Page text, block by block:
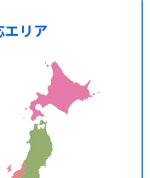
エリア